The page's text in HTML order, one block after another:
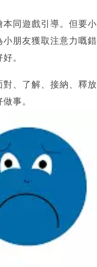
同遊戲引導。但要小
朋友獲取注意力嘅錯
。
、了解、接納、釋放
事。